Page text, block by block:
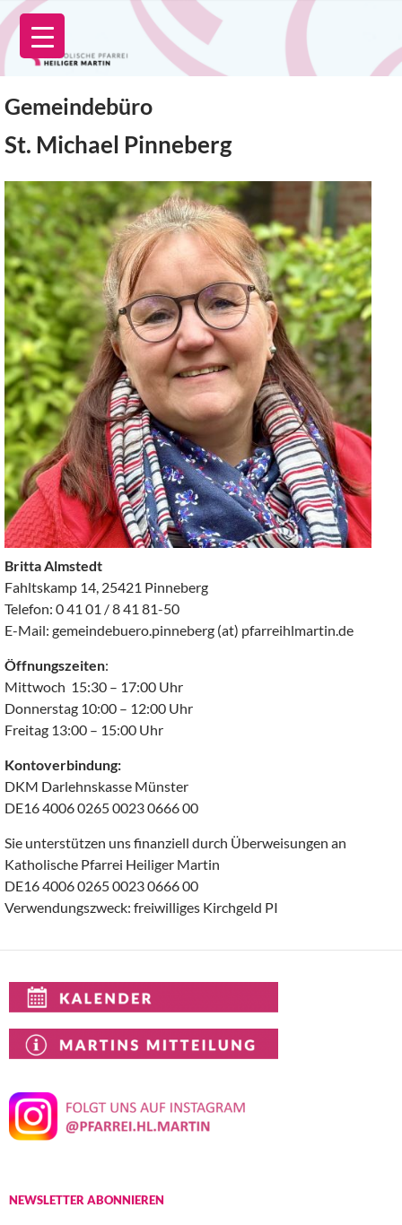
Zum
Inhalt
springen
Gemeindebüro
St. Michael Pinneberg
Britta Almstedt
Fahltskamp 14, 25421 Pinneberg
Telefon: 0 41 01 / 8 41 81-50
E-Mail: gemeindebuero.pinneberg (at) pfarreihlmartin.de
Öffnungszeiten:
Mittwoch 15:30 – 17:00 Uhr
Donnerstag 10:00 – 12:00 Uhr
Freitag 13:00 – 15:00 Uhr
Kontoverbindung:
DKM Darlehnskasse Münster
DE16 4006 0265 0023 0666 00
Sie unterstützen uns finanziell durch Überweisungen an
Katholische Pfarrei Heiliger Martin
DE16 4006 0265 0023 0666 00
Verwendungszweck: freiwilliges Kirchgeld PI
NEWSLETTER ABONNIEREN